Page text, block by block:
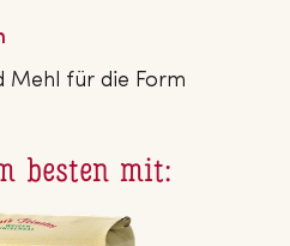
Mehl für die Form
besten mit: